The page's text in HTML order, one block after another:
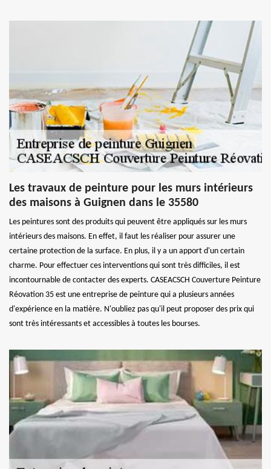
Les travaux de peinture pour les murs intérieurs
des maisons à Guignen dans le 35580
Les peintures sont des produits qui peuvent être appliqués sur les murs
intérieurs des maisons. En effet, il faut les réaliser pour assurer une
certaine protection de la surface. En plus, il y a un apport d'un certain
charme. Pour effectuer ces interventions qui sont très difficiles, il est
incontournable de contacter des experts. CASEACSCH Couverture Peinture
Réovation 35 est une entreprise de peinture qui a plusieurs années
d'expérience en la matière. N'oubliez pas qu'il peut proposer des prix qui
sont très intéressants et accessibles à toutes les bourses.